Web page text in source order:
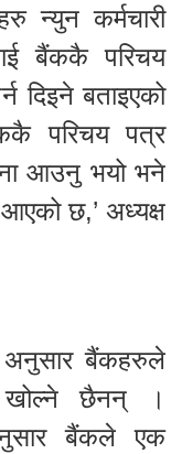
न्युन कर्मचारी
बैंककै परिचय
दिइने बताइएको
परिचय पत्र
आउनु भयो भने
आएको छ,’ अध्यक्ष
अनुसार बैंकहरुले
खोल्ने छैनन् ।
बैंकले एक